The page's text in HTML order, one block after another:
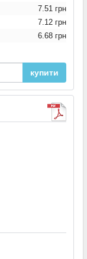
7.51 грн
7.12 грн
6.68 грн
купити